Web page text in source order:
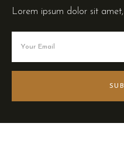
Lorem ipsum dolor sit